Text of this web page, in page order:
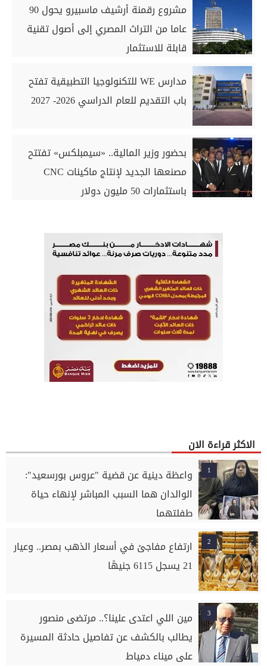
مشروع رقمنة أرشيف ماسبيرو يحول 90
عاما من التراث المصري إلى أصول تقنية
قابلة للاستثمار
مدارس WE للتكنولوجيا التطبيقية تفتح
باب التقديم للعام الدراسي 2026- 2027
بحضور وزير المالية.. «سيمبلكس» تفتتح
مصنعها الجديد لإنتاج ماكينات CNC
باستثمارات 50 مليون دولار
الاكثر قراءة الان
1
واعظة دينية عن قضية "عروس بورسعيد":
الوالدان هما السبب المباشر لإنهاء حياة
طفلتهما
2
ارتفاع مفاجئ في أسعار الذهب بمصر.. وعيار
21 يسجل 6115 جنيهًا
3
مين اللي اعتدى علينا؟.. مرتضى منصور
يطالب بالكشف عن تفاصيل حادثة المسيرة
على ميناء دمياط